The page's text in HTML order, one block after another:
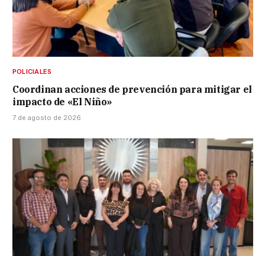
POLICIALES
Coordinan acciones de prevención para mitigar el
impacto de «El Niño»
7 de agosto de 2026